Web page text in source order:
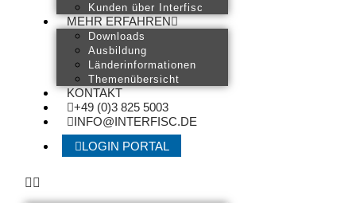
Kunden über Interfisc
MEHR ERFAHREN
Downloads
Ausbildung
Länderinformationen
Themenübersicht
KONTAKT
+49 (0)3 825 5003
INFO@INTERFISC.DE
LOGIN PORTAL